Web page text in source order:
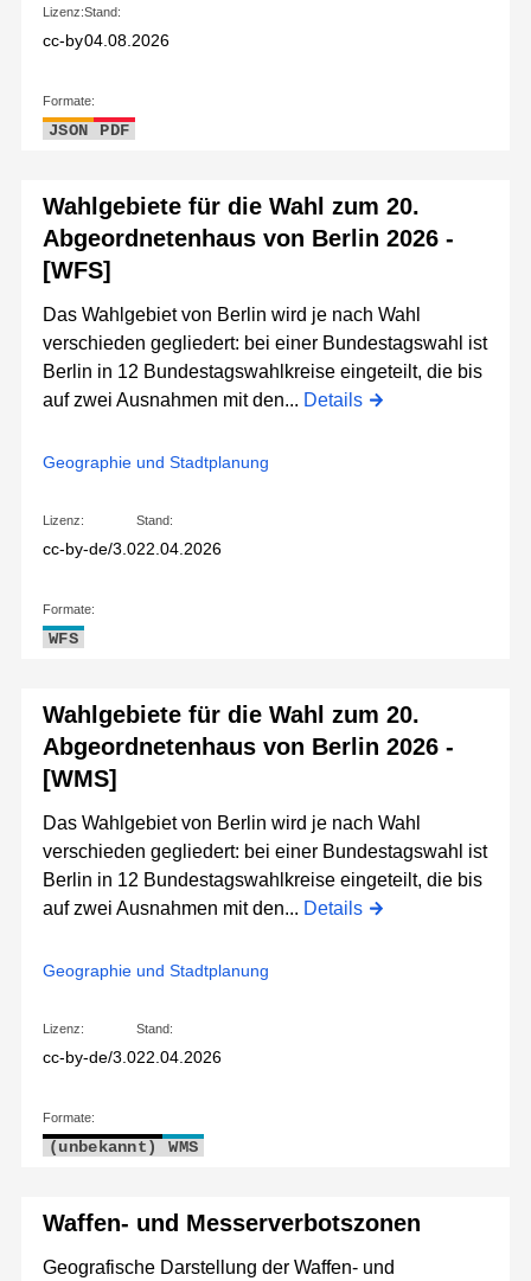
Lizenz:
cc-by
Stand:
04.08.2026
Formate:
JSON PDF
Wahlgebiete für die Wahl zum 20.
Abgeordnetenhaus von Berlin 2026 -
[WFS]
Das Wahlgebiet von Berlin wird je nach Wahl
verschieden gegliedert: bei einer Bundestagswahl ist
Berlin in 12 Bundestagswahlkreise eingeteilt, die bis
auf zwei Ausnahmen mit den... Details
Geographie und Stadtplanung
Lizenz:
cc-by-de/3.0
Stand:
22.04.2026
Formate:
WFS
Wahlgebiete für die Wahl zum 20.
Abgeordnetenhaus von Berlin 2026 -
[WMS]
Das Wahlgebiet von Berlin wird je nach Wahl
verschieden gegliedert: bei einer Bundestagswahl ist
Berlin in 12 Bundestagswahlkreise eingeteilt, die bis
auf zwei Ausnahmen mit den... Details
Geographie und Stadtplanung
Lizenz:
cc-by-de/3.0
Stand:
22.04.2026
Formate:
(unbekannt) WMS
Waffen- und Messerverbotszonen
Geografische Darstellung der Waffen- und